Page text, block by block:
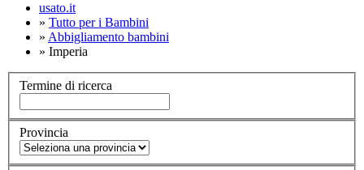
usato.it
» Tutto per i Bambini
» Abbigliamento bambini
» Imperia
Termine di ricerca
Provincia